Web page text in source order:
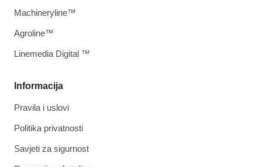
Informacija
Pravila i uslovi
Politika privatnosti
Savjeti za sigurnost
Machineryline™
Agroline™
Linemedia Digital ™